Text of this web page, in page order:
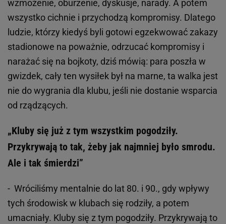
wzmożenie, oburzenie, dyskusje, narady. A potem
wszystko cichnie i przychodzą kompromisy. Dlatego
ludzie, którzy kiedyś byli gotowi egzekwować zakazy
stadionowe na poważnie, odrzucać kompromisy i
narażać się na bojkoty, dziś mówią: para poszła w
gwizdek, cały ten wysiłek był na marne, ta walka jest
nie do wygrania dla klubu, jeśli nie dostanie wsparcia
od rządzących.
„Kluby się już z tym wszystkim pogodziły.
Przykrywają to tak, żeby jak najmniej było smrodu.
Ale i tak śmierdzi”
- Wróciliśmy mentalnie do lat 80. i 90., gdy wpływy
tych środowisk w klubach się rodziły, a potem
umacniały. Kluby się z tym pogodziły. Przykrywają to